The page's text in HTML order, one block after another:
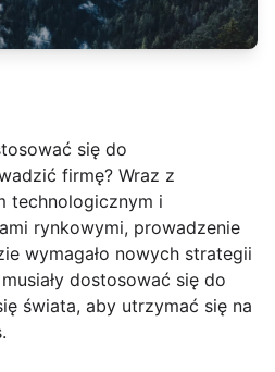
się do
firmę? Wraz z
technologicznym i
rynkowymi, prowadzenie
wymagało nowych strategii
dostosować się do
świata, aby utrzymać się na